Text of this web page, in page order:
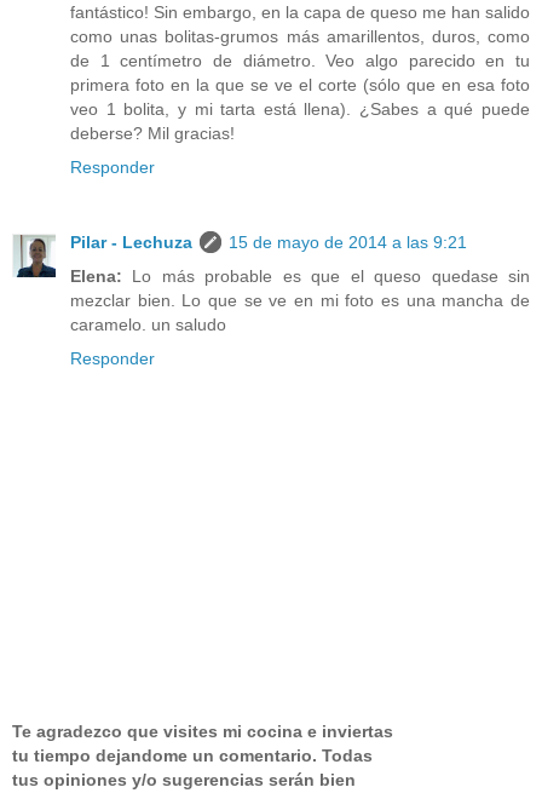
fantástico! Sin embargo, en la capa de queso me han salido
como unas bolitas-grumos más amarillentos, duros, como
de 1 centímetro de diámetro. Veo algo parecido en tu
primera foto en la que se ve el corte (sólo que en esa foto
veo 1 bolita, y mi tarta está llena). ¿Sabes a qué puede
deberse? Mil gracias!
Responder
Pilar - Lechuza
15 de mayo de 2014 a las 9:21
Elena: Lo más probable es que el queso quedase sin
mezclar bien. Lo que se ve en mi foto es una mancha de
caramelo. un saludo
Responder
Te agradezco que visites mi cocina e inviertas
tu tiempo dejandome un comentario. Todas
tus opiniones y/o sugerencias serán bien